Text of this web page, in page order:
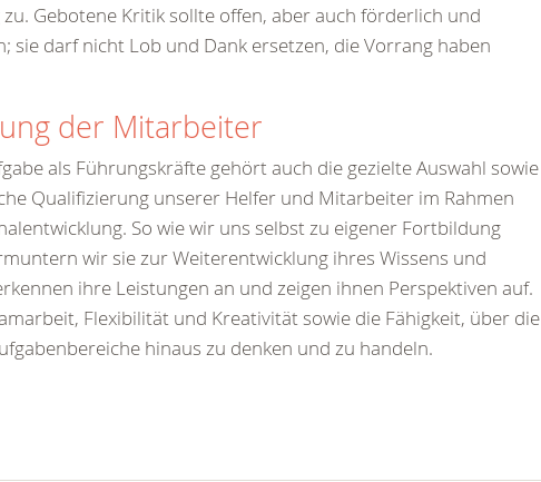
Gebotene Kritik sollte offen, aber auch förderlich und
sie darf nicht Lob und Dank ersetzen, die Vorrang haben
der Mitarbeiter
als Führungskräfte gehört auch die gezielte Auswahl sowie
Qualifizierung unserer Helfer und Mitarbeiter im Rahmen
So wie wir uns selbst zu eigener Fortbildung
wir sie zur Weiterentwicklung ihres Wissens und
ihre Leistungen an und zeigen ihnen Perspektiven auf.
Flexibilität und Kreativität sowie die Fähigkeit, über die
hinaus zu denken und zu handeln.